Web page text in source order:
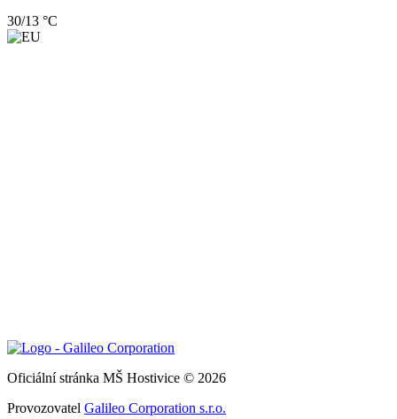
30/13 °C
Oficiální stránka MŠ Hostivice © 2026
Provozovatel Galileo Corporation s.r.o.